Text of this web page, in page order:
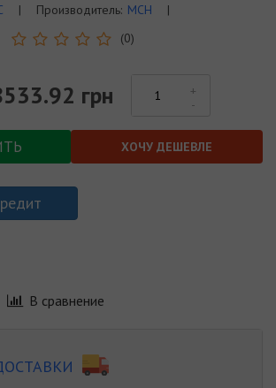
| Производитель: MCH
|
(0)
грн
ХОЧУ ДЕШЕВЛЕ
В сравнение